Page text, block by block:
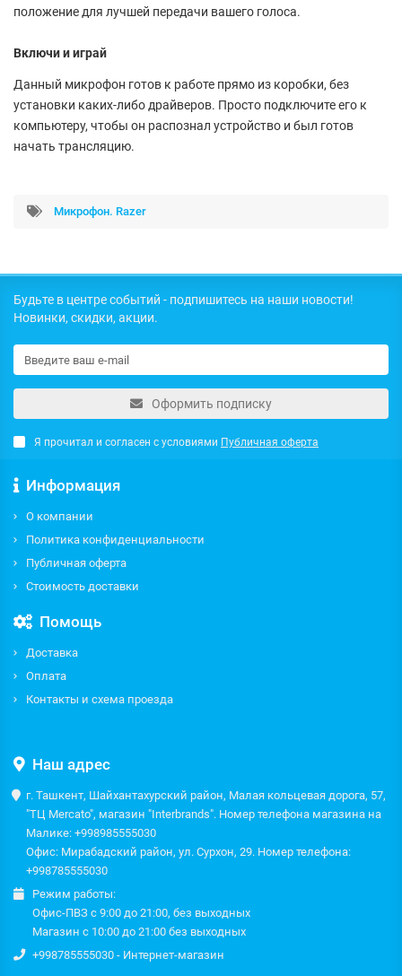
положение для лучшей передачи вашего голоса.
Включи и играй
Данный микрофон готов к работе прямо из коробки, без
установки каких-либо драйверов. Просто подключите его к
компьютеру, чтобы он распознал устройство и был готов
начать трансляцию.
Микрофон. Razer
Будьте в центре событий - подпишитесь на наши новости!
Новинки, скидки, акции.
Оформить подписку
Я прочитал и согласен с условиями Публичная оферта
Информация
О компании
Политика конфиденциальности
Публичная оферта
Стоимость доставки
Помощь
Доставка
Оплата
Контакты и схема проезда
Наш адрес
г. Ташкент, Шайхантахурский район, Малая кольцевая дорога, 57,
"ТЦ Mercato", магазин "Interbrands". Номер телефона магазина на
Малике: +998985555030
Офис: Мирабадский район, ул. Сурхон, 29. Номер телефона:
+998785555030
Режим работы:
Офис-ПВЗ с 9:00 до 21:00, без выходных
Магазин с 10:00 до 21:00 без выходных
+998785555030 - Интернет-магазин